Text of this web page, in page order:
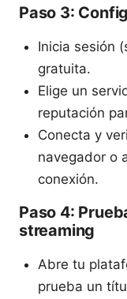
Paso 3:
Inicia sesión
gratuita.
Elige un
reputación
Conecta y
navegador o
conexión.
Paso 4:
streaming
Abre tu
prueba un